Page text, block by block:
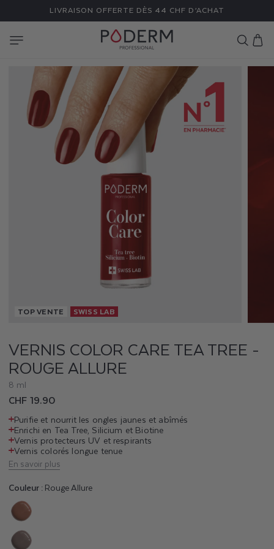
AU
LIVRAISON OFFERTE DÈS 44 CHF D’ACHAT
Panier
R
C
A
R
E
T
E
A
T
TOP VENTE SWISS LAB
VERNIS COLOR CARE TEA TREE -
ROUGE ALLURE
8 ml
Prix
CHF 19.90
Purifie et nourrit les ongles jaunes et abîmés
Enrichi en Tea Tree, Silicium et Biotine
Vernis protecteurs UV et respirants
Vernis colorés longue tenue
En savoir plus
Couleur :Rouge Allure
Variante
épuisée